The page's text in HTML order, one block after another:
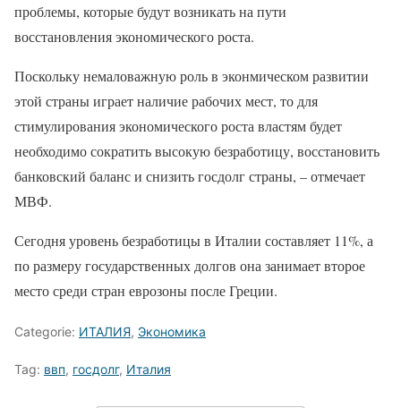
проблемы, которые будут возникать на пути
восстановления экономического роста.
Поскольку немаловажную роль в эконмическом развитии
этой страны играет наличие рабочих мест, то для
стимулирования экономического роста властям будет
необходимо сократить высокую безработицу, восстановить
банковский баланс и снизить госдолг страны, – отмечает
МВФ.
Сегодня уровень безработицы в Италии составляет 11%, а
по размеру государственных долгов она занимает второе
место среди стран еврозоны после Греции.
Categorie: ИТАЛИЯ, Экономика
Tag: ввп, госдолг, Италия